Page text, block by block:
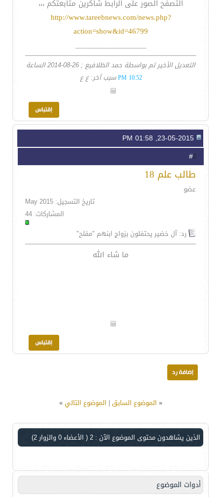
التصفح الصور على الرابط شاكرين متابعتكم ،،،
http://www.tareebnews.com/news.php?
action=show&id=46799
__________________
التعديل الأخير تم بواسطة حمد الظلافيع ; 26-08-2014 الساعة
10:52 PM سبب آخر: ع ع
2
طالب علم 18
عضو
تاريخ التسجيل: May 2015
المشاركات: 44
رد: آل خضير يحتفلون بزواج ابنهم "مفلح"
ما شاء الله
« الموضوع السابق| الموضوع التالي»
الذين يشاهدون محتوى الموضوع الآن : 2 ( الأعضاء 0 والزوار 2)
أدوات الموضوع